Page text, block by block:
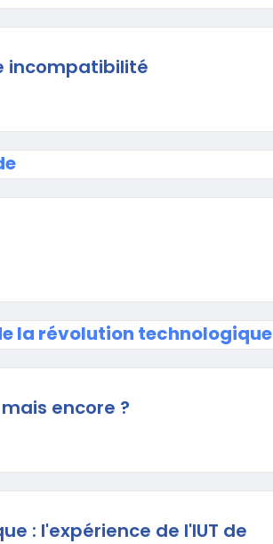
incompatibilité
la révolution technologique
encore ?
: l'expérience de l'IUT de